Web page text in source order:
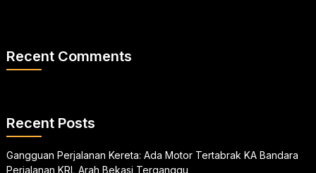
Recent Comments
Recent Posts
Gangguan Perjalanan Kereta: Ada Motor Tertabrak KA Bandara
Perjalanan KRL Arah Bekasi Terganggu